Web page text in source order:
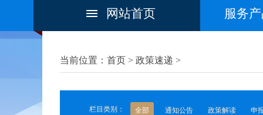
网站首页 服务
当前位置：首页 > 政策速递 >
栏目类别： 全部 通知公告 政策解读 申